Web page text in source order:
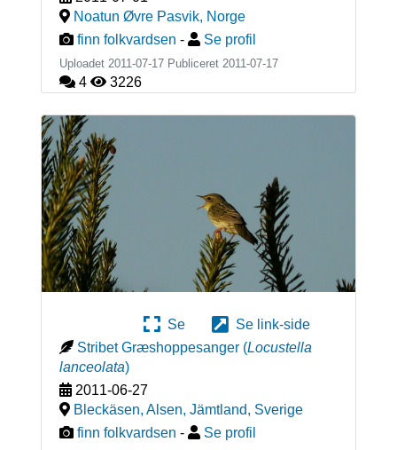
Noatun Øvre Pasvik, Norge
finn folkvardsen - Se profil
Uploadet 2011-07-17 Publiceret 2011-07-17
4 3226
Se
Se link-side
Stribet Græshoppesanger (Locustella
lanceolata)
2011-06-27
Bleckäsen, Alsen, Jämtland, Sverige
finn folkvardsen - Se profil